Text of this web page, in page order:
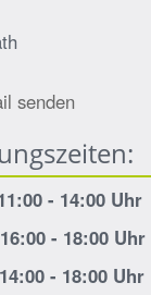
senden
- 14:00 Uhr
- 18:00 Uhr
- 18:00 Uhr